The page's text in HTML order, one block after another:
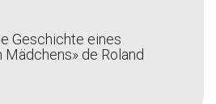
Geschichte eines
Mädchens» de Roland